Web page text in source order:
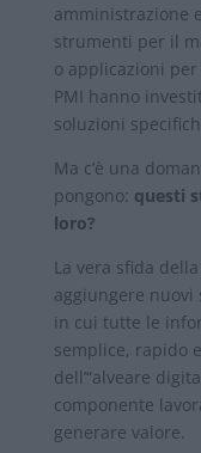
amministrazione
strumenti per il
o applicazioni
PMI hanno
soluzioni
Ma c’è una
pongono: questi
loro?
La vera sfida
aggiungere nuovi
in cui tutte le
semplice, rapido
dell’“alveare
componente
generare valore.